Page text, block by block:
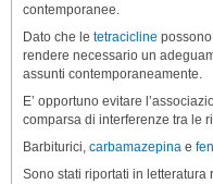
contemporanee.
Dato che le tetracicline
rendere necessario un
assunti contemporaneamente.
E’ opportuno evitare
comparsa di interferenze tra le
Barbiturici, carbamazepina e
Sono stati riportati in